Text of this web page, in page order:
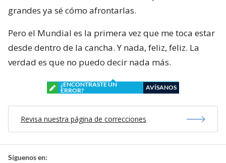
grandes ya sé cómo afrontarlas.
Pero el Mundial es la primera vez que me toca estar
desde dentro de la cancha. Y nada, feliz, feliz. La
verdad es que no puedo decir nada más.
¿ENCONTRASTE UN
ERROR?
AVÍSANOS
Revisa nuestra página de correcciones
Síguenos en: